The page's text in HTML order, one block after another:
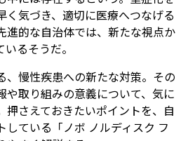
く気づき、適切に医療へつなげる
進的な自治体では、新たな視点か
るそうだ。
、慢性疾患への新たな対策。その
や取り組みの意義について、気に
押さえておきたいポイントを、自
している「ノボ ノルディスク フ